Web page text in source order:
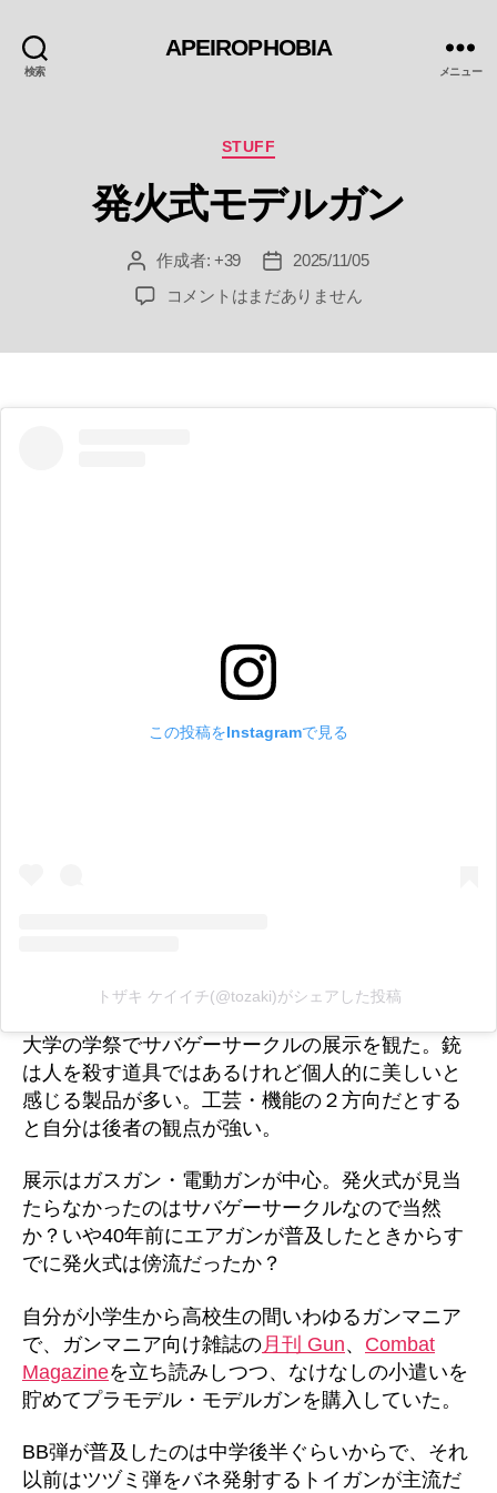
検索
APEIROPHOBIA
メニュー
カ
ゴ
リ
STUFF
発火式モデルガン
投
稿
者
作成者: +39
投
稿
日
2025/11/05
発
コメントはまだありません
この投稿をInstagramで見る
トザキ ケイイチ(@tozaki)がシェアした投稿
大学の学祭でサバゲーサークルの展示を観た。銃
は人を殺す道具ではあるけれど個人的に美しいと
感じる製品が多い。工芸・機能の２方向だとする
と自分は後者の観点が強い。
展示はガスガン・電動ガンが中心。発火式が見当
たらなかったのはサバゲーサークルなので当然
か？いや40年前にエアガンが普及したときからす
でに発火式は傍流だったか？
自分が小学生から高校生の間いわゆるガンマニア
で、ガンマニア向け雑誌の 月刊 Gun、 Combat
Magazineを立ち読みしつつ、なけなしの小遣いを
貯めてプラモデル・モデルガンを購入していた。
BB弾が普及したのは中学後半ぐらいからで、それ
以前はツヅミ弾をバネ発射するトイガンが主流だ